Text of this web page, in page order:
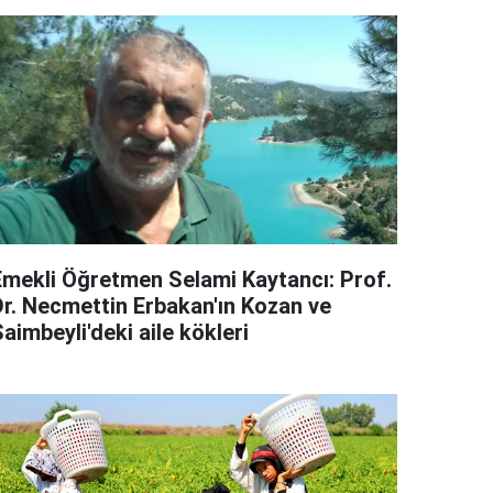
Öğretmen Selami Kaytancı: Prof.
Necmettin Erbakan'ın Kozan ve
aile kökleri